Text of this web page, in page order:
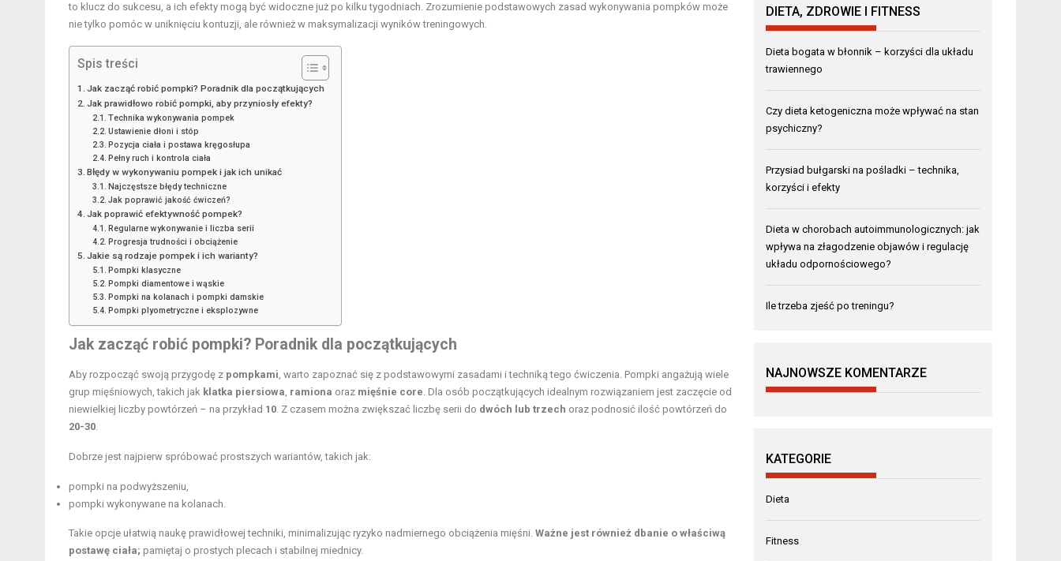
to klucz do sukcesu, a ich efekty mogą być widoczne już po kilku tygodniach. Zrozumienie podstawowych zasad wykonywania pompków może
nie tylko pomóc w uniknięciu kontuzji, ale również w maksymalizacji wyników treningowych.
Spis treści
Jak zacząć robić pompki? Poradnik dla początkujących
Jak prawidłowo robić pompki, aby przyniosły efekty?
Technika wykonywania pompek
Ustawienie dłoni i stóp
Pozycja ciała i postawa kręgosłupa
Pełny ruch i kontrola ciała
Błędy w wykonywaniu pompek i jak ich unikać
Najczęstsze błędy techniczne
Jak poprawić jakość ćwiczeń?
Jak poprawić efektywność pompek?
Regularne wykonywanie i liczba serii
Progresja trudności i obciążenie
Jakie są rodzaje pompek i ich warianty?
Pompki klasyczne
Pompki diamentowe i wąskie
Pompki na kolanach i pompki damskie
Pompki plyometryczne i eksplozywne
Jak zacząć robić pompki? Poradnik dla początkujących
Aby rozpocząć swoją przygodę z pompkami, warto zapoznać się z podstawowymi zasadami i techniką tego ćwiczenia. Pompki angażują wiele
grup mięśniowych, takich jak klatka piersiowa, ramiona oraz mięśnie core. Dla osób początkujących idealnym rozwiązaniem jest zaczęcie od
niewielkiej liczby powtórzeń – na przykład 10. Z czasem można zwiększać liczbę serii do dwóch lub trzech oraz podnosić ilość powtórzeń do
20-30.
Dobrze jest najpierw spróbować prostszych wariantów, takich jak:
pompki na podwyższeniu,
pompki wykonywane na kolanach.
Takie opcje ułatwią naukę prawidłowej techniki, minimalizując ryzyko nadmiernego obciążenia mięśni. Ważne jest również dbanie o właściwą
postawę ciała; pamiętaj o prostych plecach i stabilnej miednicy.
DIETA, ZDROWIE I FITNESS
Dieta bogata w błonnik – korzyści dla układu
trawiennego
Czy dieta ketogeniczna może wpływać na stan
psychiczny?
Przysiad bułgarski na pośladki – technika,
korzyści i efekty
Dieta w chorobach autoimmunologicznych: jak
wpływa na złagodzenie objawów i regulację
układu odpornościowego?
Ile trzeba zjeść po treningu?
NAJNOWSZE KOMENTARZE
KATEGORIE
Dieta
Fitness